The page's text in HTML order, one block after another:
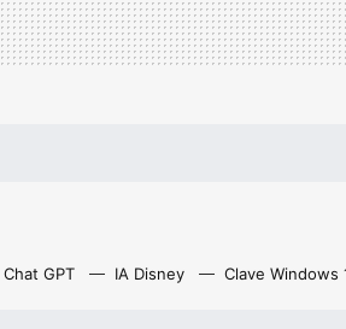
Chat GPT IA Disney Clave Windows